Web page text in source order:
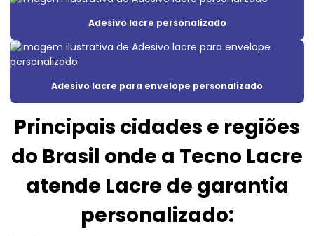
Etiqueta adesiva void
Etiqueta casca de ovo
Etiqueta casca de ovo personalizado
Etiqueta lacre casca de ovo
Etiqueta lacre de garantia
Etiqueta patrimônio policarbonato
Adesivo lacre personalizado
Adesivo lacre para envelope personalizado
Principais cidades e regiões
do Brasil onde a Tecno Lacre
atende Lacre de garantia
personalizado: